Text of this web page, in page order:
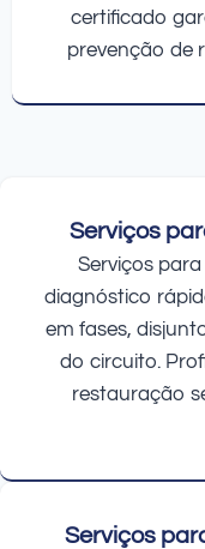
certificado
prevenção de
Serviços
Serviços
diagnóstico
em fases,
do circuito.
restauração
Serviços